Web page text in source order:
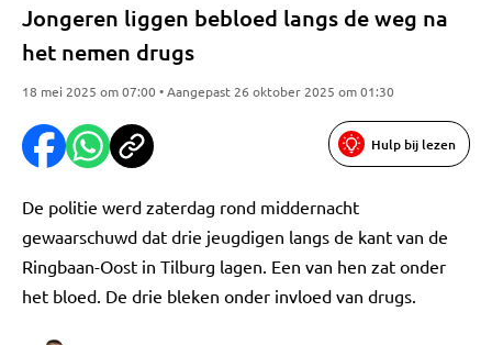
Jongeren liggen bebloed langs de weg na
het nemen drugs
18 mei 2025 om 07:00 • Aangepast 26 oktober 2025 om 01:30
Hulp bij lezen
De politie werd zaterdag rond middernacht
gewaarschuwd dat drie jeugdigen langs de kant van de
Ringbaan-Oost in Tilburg lagen. Een van hen zat onder
het bloed. De drie bleken onder invloed van drugs.